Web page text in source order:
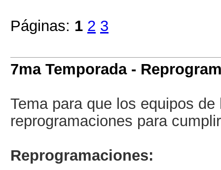
Páginas: 1 2 3
7ma Temporada -
Tema para que los equipos
reprogramaciones para
Reprogramaciones: